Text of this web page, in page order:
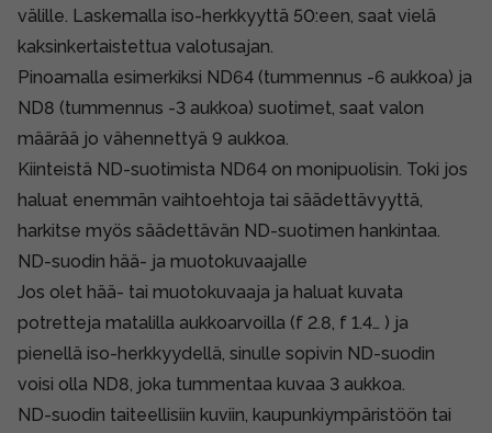
välille. Laskemalla iso-herkkyyttä 50:een, saat vielä
kaksinkertaistettua valotusajan.
Pinoamalla esimerkiksi ND64 (tummennus -6 aukkoa) ja
ND8 (tummennus -3 aukkoa) suotimet, saat valon
määrää jo vähennettyä 9 aukkoa.
Kiinteistä ND-suotimista ND64 on monipuolisin. Toki jos
haluat enemmän vaihtoehtoja tai säädettävyyttä,
harkitse myös säädettävän ND-suotimen hankintaa.
ND-suodin hää- ja muotokuvaajalle
Jos olet hää- tai muotokuvaaja ja haluat kuvata
potretteja matalilla aukkoarvoilla (f 2.8, f 1.4… ) ja
pienellä iso-herkkyydellä, sinulle sopivin ND-suodin
voisi olla ND8, joka tummentaa kuvaa 3 aukkoa.
ND-suodin taiteellisiin kuviin, kaupunkiympäristöön tai